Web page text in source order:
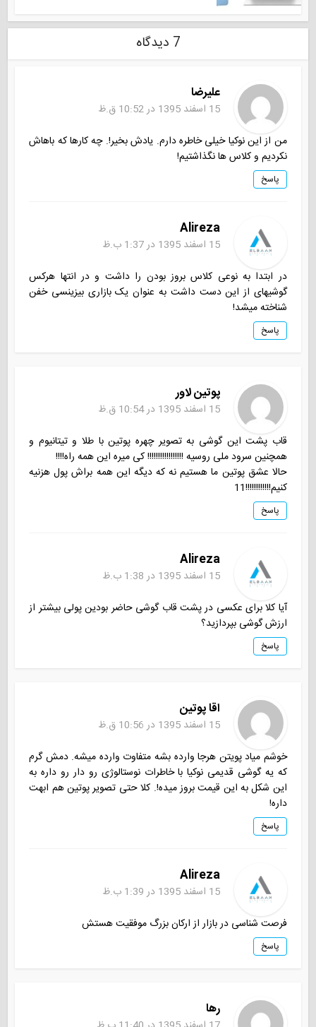
7 دیدگاه
علیرضا
15 اسفند 1395 در 10:52 ق.ظ
من از این نوکیا خیلی خاطره دارم. یادش بخیر!. چه کارها که باهاش
نکردیم و کلاس ها نگذاشتیم!
پاسخ
Alireza
15 اسفند 1395 در 1:37 ب.ظ
در ابتدا به نوعی کلاس بروز بودن را داشت و در انتها هرکس
گوشیهای از این دست داشت به عنوان یک بازاری بیزینسی خفن
شناخته میشد!
پاسخ
پوتین لاور
15 اسفند 1395 در 10:54 ق.ظ
قاب پشت این گوشی به تصویر چهره پوتین با طلا و تیتانیوم و
همچنین سرود ملی روسیه !!!!!!!!!!!!!!!!! کی میره این همه راه!!!!
حالا عشق پوتین ما هستیم نه که دیگه این همه براش پول هزنیه
کنیم!!!!!!!!!!!!11
پاسخ
Alireza
15 اسفند 1395 در 1:38 ب.ظ
آیا کلا برای عکسی در پشت قاب گوشی حاضر بودین پولی بیشتر از
ارزش گوشی بپردازید؟
پاسخ
اقا پوتین
15 اسفند 1395 در 10:56 ق.ظ
خوشم میاد پویتن هرجا وارده بشه متفاوت وارده میشه. دمش گرم
که یه گوشی قدیمی نوکیا با خاطرات نوستالوژی رو دار رو داره به
این شکل به این قیمت بروز میده!. کلا حتی تصویر پوتین هم ابهت
داره!
پاسخ
Alireza
15 اسفند 1395 در 1:39 ب.ظ
فرصت شناسی در بازار از ارکان بزرگ موفقیت هستش
پاسخ
رها